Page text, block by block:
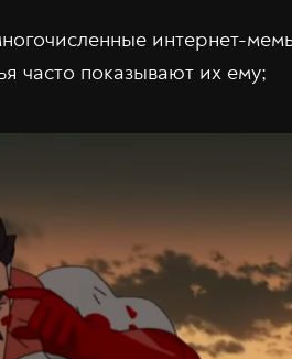
интернет-
часто показывают их ему;